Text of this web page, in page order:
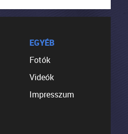
EGYÉB
Fotók
Videók
Impresszum